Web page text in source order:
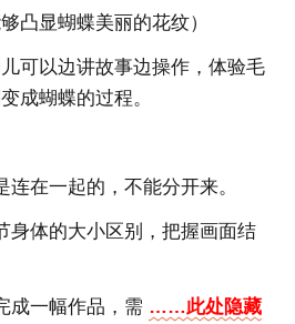
凸显蝴蝶美丽的花纹）
可以边讲故事边操作，体验毛
成蝴蝶的过程。
连在一起的，不能分开来。
身体的大小区别，把握画面结
成一幅作品，需 ……此处隐藏